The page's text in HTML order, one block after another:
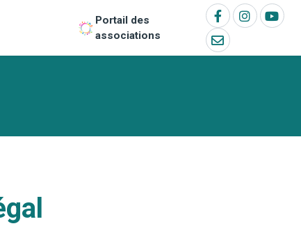
Portail des
associations